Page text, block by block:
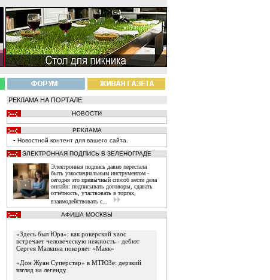
РЕКЛАМА НА ПОРТАЛЕ:
НОВОСТИ
РЕКЛАМА
▪ Новостной контент для вашего сайта.
ЭЛЕКТРОННАЯ ПОДПИСЬ В ЗЕЛЕНОГРАДЕ
Электронная подпись давно перестала
быть узкоспециальным инструментом -
сегодня это привычный способ вести дела
онлайн: подписывать договоры, сдавать
отчётность, участвовать в торгах,
взаимодействовать с...
АФИША МОСКВЫ
«Здесь был Юра»: как рокерский хаос
встречает человеческую нежность - дебют
Сергея Малкина покоряет «Маяк»
«Дон Жуан Суперстар» в МТЮЗе: дерзкий
взгляд на легенду